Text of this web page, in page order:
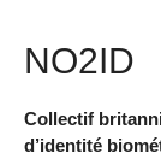
NO2ID
Collectif
d’identité